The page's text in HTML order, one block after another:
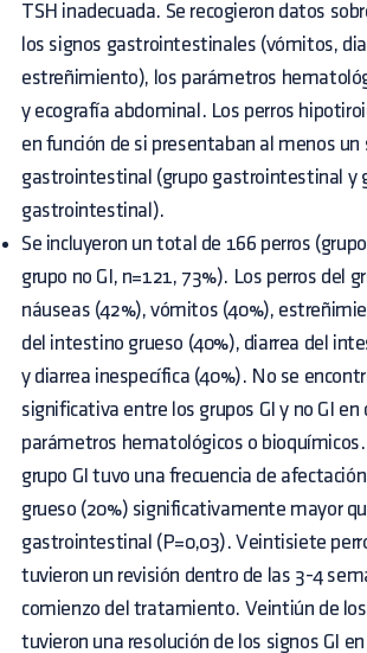
TSH inadecuada. Se recogieron datos
los signos gastrointestinales (vómitos,
estreñimiento), los parámetros
y ecografía abdominal. Los perros
en función de si presentaban al menos un
gastrointestinal (grupo gastrointestinal y
gastrointestinal).
Se incluyeron un total de 166 perros
grupo no GI, n=121, 73%). Los perros del
náuseas (42%), vómitos (40%),
del intestino grueso (40%), diarrea del
y diarrea inespecífica (40%). No se
significativa entre los grupos GI y no GI en
parámetros hematológicos o bioquímicos.
grupo GI tuvo una frecuencia de
grueso (20%) significativamente mayor
gastrointestinal (P=0,03). Veintisiete
tuvieron un revisión dentro de las 3-4
comienzo del tratamiento. Veintiún de los
tuvieron una resolución de los signos GI